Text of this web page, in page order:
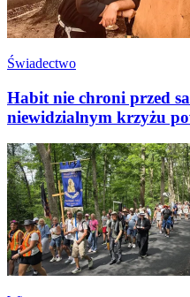
Świadectwo
Habit nie chroni przed
niewidzialnym krzyżu